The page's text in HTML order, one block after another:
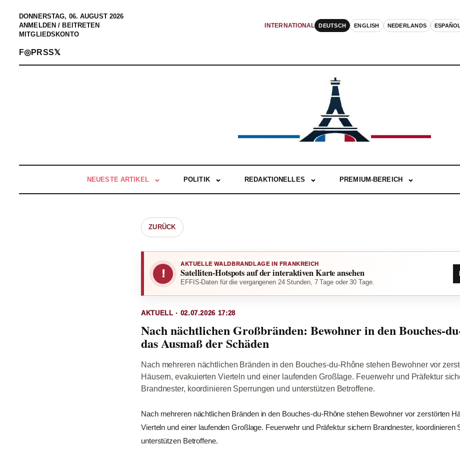
DONNERSTAG, 06. AUGUST 2026
ANMELDEN / BEITRETEN
MITGLIEDSKONTO
INTERNATIONAL DEUTSCH ENGLISH NEDERLANDS ESPAÑOL
F◎PRSS𝕏
NEUESTE ARTIKEL POLITIK REDAKTIONELLES PREMIUM-BEREICH
ZURÜCK
!
AKTUELLE WALDBRANDLAGE IN FRANKREICH
Satelliten-Hotspots auf der interaktiven Karte ansehen
EFFIS-Daten für die vergangenen 24 Stunden, 7 Tage oder 30 Tage.
AKTUELL · 02.07.2026 17:28
Nach nächtlichen Großbränden: Bewohner in den
das Ausmaß der Schäden
Nach mehreren nächtlichen Bränden in den Bouches‑du‑Rhône stehen Bewohner vor
Häusern, evakuierten Vierteln und einer laufenden Großlage. Feuerwehr und Präfektur
Brandnester, koordinieren Sperrungen und unterstützen Betroffene.
Nach mehreren nächtlichen Bränden in den Bouches‑du‑Rhône stehen Bewohner vor zerstörten
Vierteln und einer laufenden Großlage. Feuerwehr und Präfektur sichern Brandnester, koordinieren
unterstützen Betroffene.